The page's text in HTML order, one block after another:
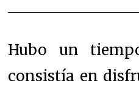
Hubo un
consistía en